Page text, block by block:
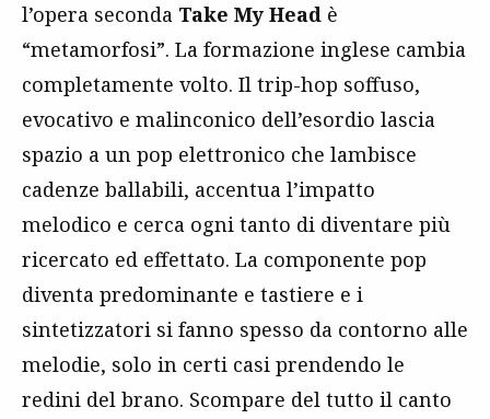
l’opera seconda Take My Head è
“metamorfosi”. La formazione inglese cambia
completamente volto. Il trip-hop soffuso,
evocativo e malinconico dell’esordio lascia
spazio a un pop elettronico che lambisce
cadenze ballabili, accentua l’impatto
melodico e cerca ogni tanto di diventare più
ricercato ed effettato. La componente pop
diventa predominante e tastiere e i
sintetizzatori si fanno spesso da contorno alle
melodie, solo in certi casi prendendo le
redini del brano. Scompare del tutto il canto